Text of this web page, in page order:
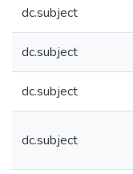
dc.subject
dc.subject
dc.subject
dc.subject